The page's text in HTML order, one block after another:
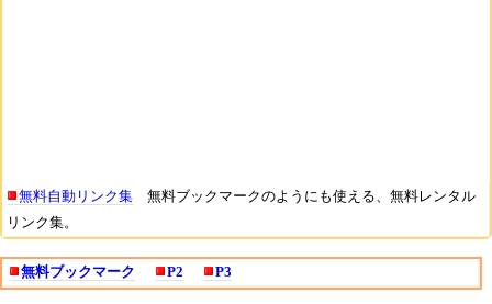
無料自動リンク集 無料ブックマークのようにも使える、無料レンタル
リンク集。
無料ブックマーク P2 P3